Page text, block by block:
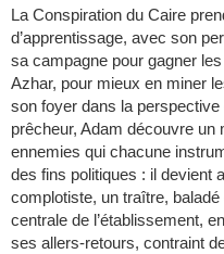
La Conspiration du Caire
d’apprentissage, avec son
sa campagne pour gagner
Azhar, pour mieux en miner
son foyer dans la
prêcheur, Adam découvre
ennemies qui chacune
des fins politiques : il devient
complotiste, un traître, baladé
centrale de l’établissement,
ses allers-retours, contraint